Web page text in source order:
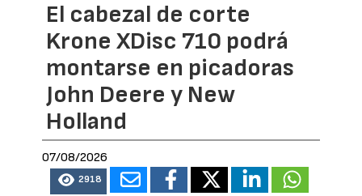
El cabezal de corte
Krone XDisc 710 podrá
montarse en picadoras
John Deere y New
Holland
07/08/2026
2918